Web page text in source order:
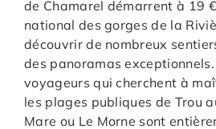
de Chamarel démarrent à 19
national des gorges de la
découvrir de nombreux
des panoramas exceptionnels.
voyageurs qui cherchent à
les plages publiques de Trou
Mare ou Le Morne sont